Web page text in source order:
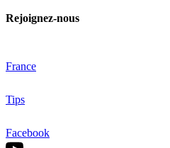
Rejoignez-nous
France
Tips
Facebook